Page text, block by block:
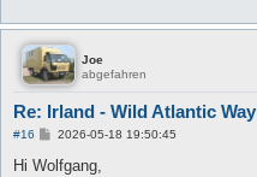
Joe
abgefahren
Re: Irland - Wild Atlantic Way
#16
B
i
2026-05-18 19:50:45
Hi Wolfgang,